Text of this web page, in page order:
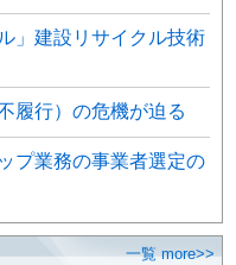
」建設リサイクル技術
履行）の危機が迫る
プ業務の事業者選定の
一覧 more>>